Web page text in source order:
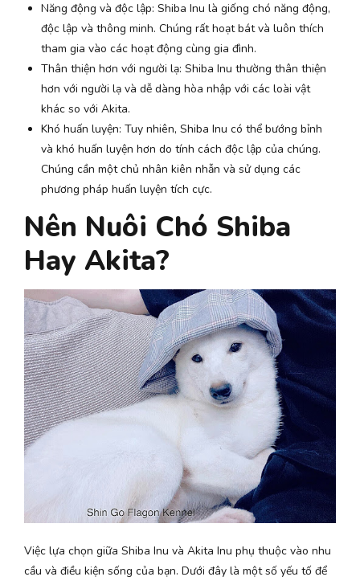
Năng động và độc lập: Shiba Inu là giống chó năng động,
độc lập và thông minh. Chúng rất hoạt bát và luôn thích
tham gia vào các hoạt động cùng gia đình.
Thân thiện hơn với người lạ: Shiba Inu thường thân thiện
hơn với người lạ và dễ dàng hòa nhập với các loài vật
khác so với Akita.
Khó huấn luyện: Tuy nhiên, Shiba Inu có thể bướng bỉnh
và khó huấn luyện hơn do tính cách độc lập của chúng.
Chúng cần một chủ nhân kiên nhẫn và sử dụng các
phương pháp huấn luyện tích cực.
Nên Nuôi Chó Shiba
Hay Akita?
Việc lựa chọn giữa Shiba Inu và Akita Inu phụ thuộc vào nhu
cầu và điều kiện sống của bạn. Dưới đây là một số yếu tố để